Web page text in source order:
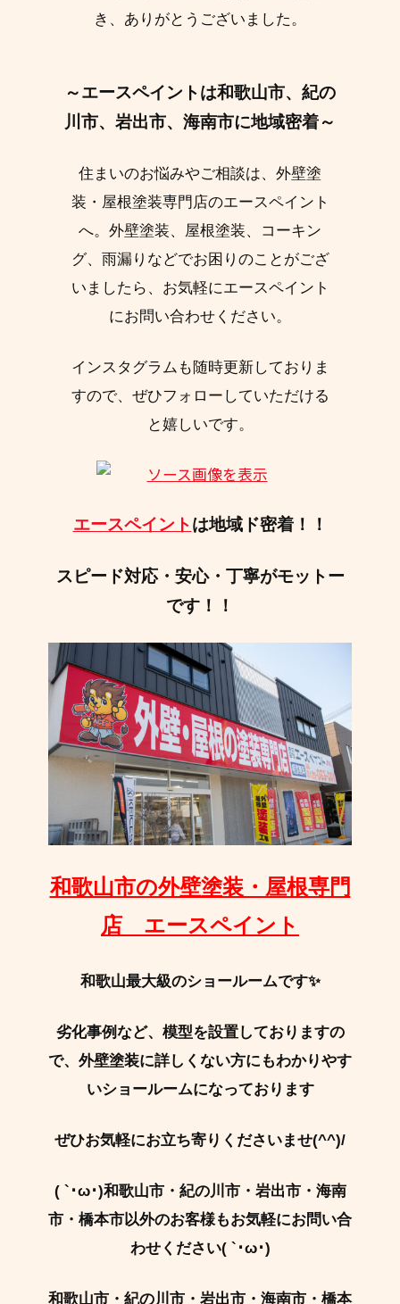
き、ありがとうございました。
～エースペイントは和歌山市、紀の
川市、岩出市、海南市に地域密着～
住まいのお悩みやご相談は、外壁塗
装・屋根塗装専門店のエースペイント
へ。外壁塗装、屋根塗装、コーキン
グ、雨漏りなどでお困りのことがござ
いましたら、お気軽にエースペイント
にお問い合わせください。
インスタグラムも随時更新しておりま
すので、ぜひフォローしていただける
と嬉しいです。
エースペイントは地域ド密着！！
スピード対応・安心・丁寧がモットー
です！！
和歌山市の外壁塗装・屋根専門
店 エースペイント
和歌山最大級のショールームです✨
劣化事例など、模型を設置しておりますの
で、外壁塗装に詳しくない方にもわかりやす
いショールームになっております
ぜひお気軽にお立ち寄りくださいませ(^^)/
( `･ω･)和歌山市・紀の川市・岩出市・海南
市・橋本市以外のお客様もお気軽にお問い合
わせください( `･ω･)
和歌山市・紀の川市・岩出市・海南市・橋本